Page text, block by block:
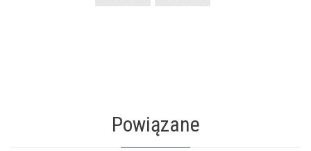
Powiązane